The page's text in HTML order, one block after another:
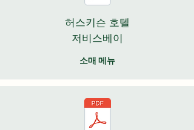
허스키슨 호텔
저비스베이
소매 메뉴